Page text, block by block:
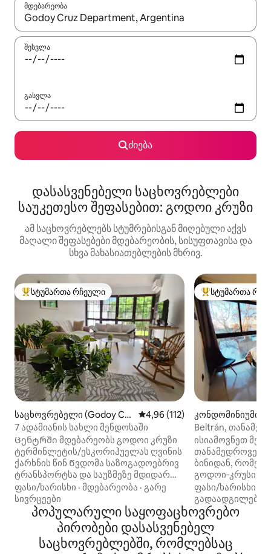
მდებარეობა
როცა შედეგები ხელმისაწვდომი გახდება, ნავიგაციისთვის
შესვლა
გასვლა
ძიება
დასასვენებელი საცხოვრებლები
საუკეთესო შეფასებით: გოდოი კრუზი
ამ საცხოვრებლებს სტუმრებისგან მიღებული აქვს
მაღალი შეფასებები მდებარეობის, სისუფთავისა და
სხვა მახასიათებლების მხრივ.
სტუმართა რჩეული მოწინავე ვარიანტი
სტუმართა რჩეული
საცხოვრებელი (Godoy Cru
z)
საშუალო შეფასებაა 5‑დან
4,96 (112)
7 ადამიანის სახლი მენდოსაში
Ცენტრში მდებარეობს გოდოი კრუზი
ტერმინლეტის/ესკორიჰუელას ღვინის
ქარხნის წინ Წვდომა საზოგადოებრივ
ტრანსპორტსა და საუზმეზე მდიდარ
ნივთებზე! Სავაჭრო ცენტრი და
სუპერმარკეტები 500 მ Აქვს: -
ავტოფარეხი 2 მანქანაზე - 2 აბაზანა-
ტუალეტი აბაზანით - 1 უნიტაზი -
მისაღები სასადილო ოთახი - 2
ერთადგილიანი ოთახი და ერთი
ფასი/ხარისხი · მდებარეობა · გარე
სივრცეები
სტუმართა
სტუმართა
კონდომინიუმი
z)
Beltrán,
ბინა |
ისიამოვნეთ
თანამედროვე,
ბინიდან,
გოდოი‑კრუსის
თქვენს პირად
ექსკლუზიური
გაატარეთ
სადაც გრილია
სასადილო
კაფეებიდან,
ფასი/ხარისხი
გადაადგილება
პოპულარული საყოფაცხოვრებო
პირობები დასასვენებელ
საცხოვრებლებში, რომლებსაც